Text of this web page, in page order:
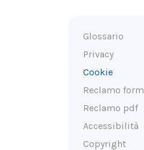
Glossario
Privacy
Cookie
Reclamo form
Reclamo pdf
Accessibilità
Copyright